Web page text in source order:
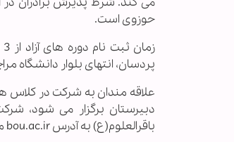
حوزوی است.
پردسان، انتهای بلوار
دبیرستان برگزار می شود،
باقرالعلوم(ع) به آدرس bou.ac.ir مراجعه کنند.